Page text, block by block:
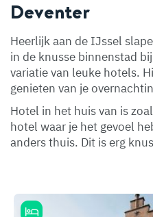
Deventer
Heerlijk aan de IJssel
in de knusse binnenstad
variatie van leuke hotels.
genieten van je
Hotel in het huis van is
hotel waar je het gevoel
anders thuis. Dit is erg